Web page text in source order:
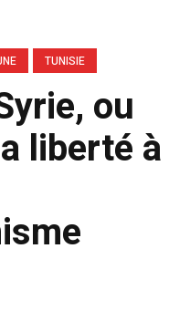
TUNISIE
ou
liberté à